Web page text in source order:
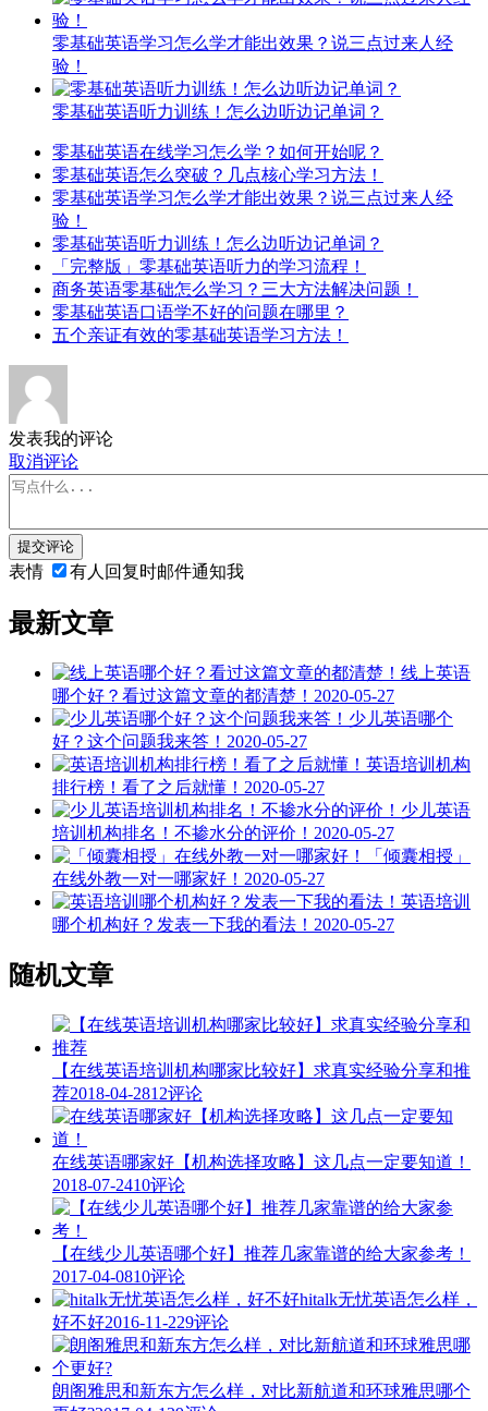
零基础英语学习怎么学才能出效果？说三点过来人经
验！
零基础英语听力训练！怎么边听边记单词？
零基础英语在线学习怎么学？如何开始呢？
零基础英语怎么突破？几点核心学习方法！
零基础英语学习怎么学才能出效果？说三点过来人经
验！
零基础英语听力训练！怎么边听边记单词？
「完整版」零基础英语听力的学习流程！
商务英语零基础怎么学习？三大方法解决问题！
零基础英语口语学不好的问题在哪里？
五个亲证有效的零基础英语学习方法！
发表我的评论
取消评论
提交评论
表情 有人回复时邮件通知我
最新文章
线上英语
哪个好？看过这篇文章的都清楚！ 2020-05-27
少儿英语哪个
好？这个问题我来答！ 2020-05-27
英语培训机构
排行榜！看了之后就懂！ 2020-05-27
少儿英语
培训机构排名！不掺水分的评价！ 2020-05-27
「倾囊相授」
在线外教一对一哪家好！ 2020-05-27
英语培训
哪个机构好？发表一下我的看法！ 2020-05-27
随机文章
【在线英语培训机构哪家比较好】求真实经验分享和推
荐2018-04-2812评论
在线英语哪家好【机构选择攻略】这几点一定要知道！
2018-07-2410评论
【在线少儿英语哪个好】推荐几家靠谱的给大家参考！
2017-04-0810评论
hitalk无忧英语怎么样，
好不好2016-11-229评论
朗阁雅思和新东方怎么样，对比新航道和环球雅思哪个